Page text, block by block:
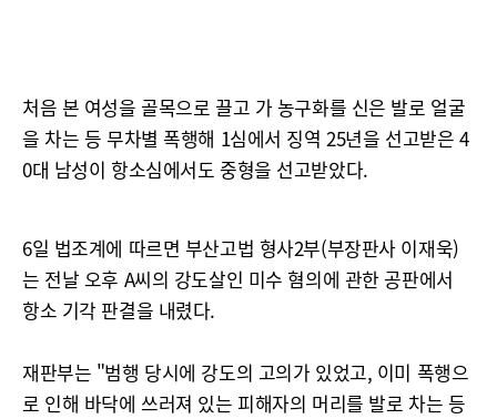
처음 본 여성을 골목으로 끌고 가 농구화를 신은 발로 얼굴
을 차는 등 무차별 폭행해 1심에서 징역 25년을 선고받은 4
0대 남성이 항소심에서도 중형을 선고받았다.
6일 법조계에 따르면 부산고법 형사2부(부장판사 이재욱)
는 전날 오후 A씨의 강도살인 미수 혐의에 관한 공판에서
항소 기각 판결을 내렸다.
재판부는 "범행 당시에 강도의 고의가 있었고, 이미 폭행으
로 인해 바닥에 쓰러져 있는 피해자의 머리를 발로 차는 등